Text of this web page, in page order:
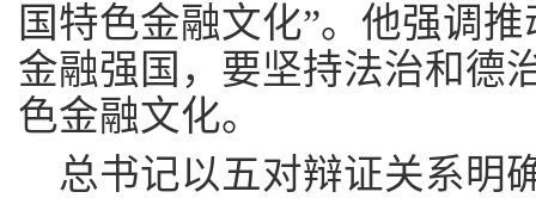
国特色金融文化”。他强调
金融强国，要坚持法治和德
色金融文化。
总书记以五对辩证关系明